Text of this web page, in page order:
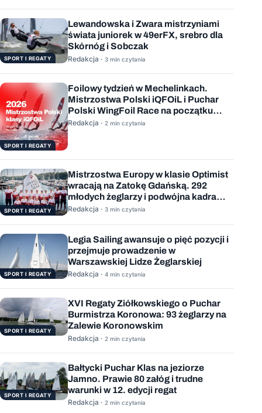
SPORT I REGATY
Lewandowska i Zwara mistrzyniami
świata juniorek w 49erFX, srebro dla
Skórnóg i Sobczak
Redakcja · 3 min czytania
SPORT I REGATY
Foilowy tydzień w Mechelinkach.
Mistrzostwa Polski iQFOiL i Puchar
Polski WingFoil Race na początku
sierpnia
Redakcja · 2 min czytania
SPORT I REGATY
Mistrzostwa Europy w klasie Optimist
wracają na Zatokę Gdańską. 292
młodych żeglarzy i podwójna kadra
Polski
Redakcja · 3 min czytania
SPORT I REGATY
Legia Sailing awansuje o pięć pozycji i
przejmuje prowadzenie w
Warszawskiej Lidze Żeglarskiej
Redakcja · 4 min czytania
SPORT I REGATY
XVI Regaty Ziółkowskiego o Puchar
Burmistrza Koronowa: 93 żeglarzy na
Zalewie Koronowskim
Redakcja · 2 min czytania
SPORT I REGATY
Bałtycki Puchar Klas na jeziorze
Jamno. Prawie 80 załóg i trudne
warunki w 12. edycji regat
Redakcja · 2 min czytania